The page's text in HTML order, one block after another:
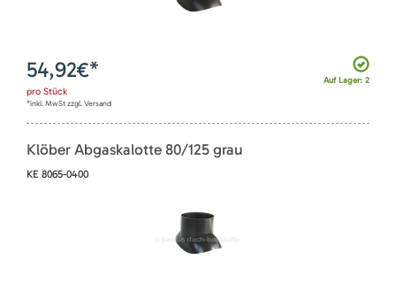
Auf Lager: 2
54,92€*
pro Stück
*inkl. MwSt zzgl. Versand
Klöber Abgaskalotte 80/125 grau
KE 8065-0400